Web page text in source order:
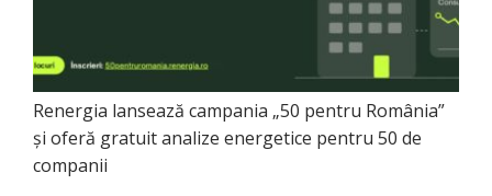
Renergia lansează campania „50 pentru România”
și oferă gratuit analize energetice pentru 50 de
companii